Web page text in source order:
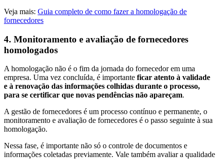
Veja mais: Guia completo de como fazer a homologação de
fornecedores
4. Monitoramento e avaliação de fornecedores
homologados
A homologação não é o fim da jornada do fornecedor em uma
empresa. Uma vez concluída, é importante ficar atento à validade
e à renovação das informações colhidas durante o processo,
para se certificar que novas pendências não apareçam.
A gestão de fornecedores é um processo contínuo e permanente, o
monitoramento e avaliação de fornecedores é o passo seguinte à sua
homologação.
Nessa fase, é importante não só o controle de documentos e
informações coletadas previamente. Vale também avaliar a qualidade